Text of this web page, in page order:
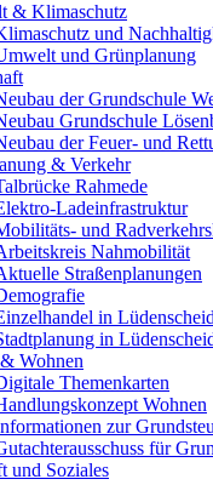
& Klimaschutz
und
und Grünplanung
der Grundschule
Grundschule
der Feuer- und
& Verkehr
Rahmede
Ladeinfrastruktur
und
Nahmobilität
Straßenplanungen
in Lüdenscheid
in
Wohnen
Themenkarten
Wohnen
zur
für
und Soziales